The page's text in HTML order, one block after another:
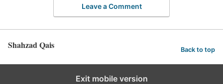
Leave a Comment
Shahzad Qais Back to top
Exit mobile version